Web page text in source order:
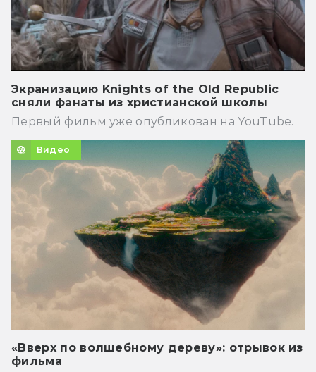
Экранизацию Knights of the Old Republic
сняли фанаты из христианской школы
Первый фильм уже опубликован на YouTube.
Видео
«Вверх по волшебному дереву»: отрывок из
фильма